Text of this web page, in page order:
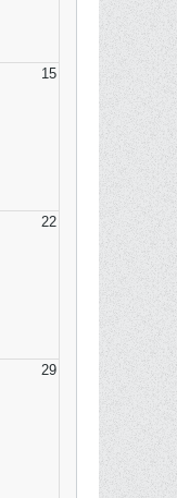
15
22
29